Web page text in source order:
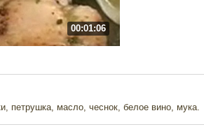
00:01:06
петрушка, масло, чеснок, белое вино, мука.